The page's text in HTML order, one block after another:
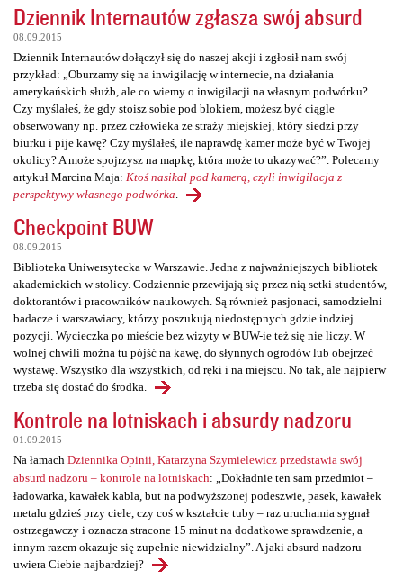
Dziennik Internautów zgłasza swój absurd
08.09.2015
Dziennik Internautów dołączył się do naszej akcji i zgłosił nam swój
przykład: „Oburzamy się na inwigilację w internecie, na działania
amerykańskich służb, ale co wiemy o inwigilacji na własnym podwórku?
Czy myślałeś, że gdy stoisz sobie pod blokiem, możesz być ciągle
obserwowany np. przez człowieka ze straży miejskiej, który siedzi przy
biurku i pije kawę? Czy myślałeś, ile naprawdę kamer może być w Twojej
okolicy? A może spojrzysz na mapkę, która może to ukazywać?”. Polecamy
artykuł Marcina Maja: Ktoś nasikał pod kamerą, czyli inwigilacja z
perspektywy własnego podwórka
Checkpoint BUW
08.09.2015
Biblioteka Uniwersytecka w Warszawie. Jedna z najważniejszych bibliotek
akademickich w stolicy. Codziennie przewijają się przez nią setki studentów,
doktorantów i pracowników naukowych. Są również pasjonaci, samodzielni
badacze i warszawiacy, którzy poszukują niedostępnych gdzie indziej
pozycji. Wycieczka po mieście bez wizyty w BUW-ie też się nie liczy. W
wolnej chwili można tu pójść na kawę, do słynnych ogrodów lub obejrzeć
wystawę. Wszystko dla wszystkich, od ręki i na miejscu. No tak, ale najpierw
trzeba się dostać do środka.
Kontrole na lotniskach i absurdy nadzoru
01.09.2015
Na łamach Dziennika Opinii, Katarzyna Szymielewicz przedstawia swój
absurd nadzoru – kontrole na lotniskach: „Dokładnie ten sam przedmiot –
ładowarka, kawałek kabla, but na podwyższonej podeszwie, pasek, kawałek
metalu gdzieś przy ciele, czy coś w kształcie tuby – raz uruchamia sygnał
ostrzegawczy i oznacza stracone 15 minut na dodatkowe sprawdzenie, a
innym razem okazuje się zupełnie niewidzialny”. A jaki absurd nadzoru
uwiera Ciebie najbardziej?